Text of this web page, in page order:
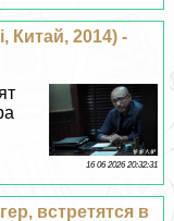
Китай, 2014) -
16 06 2026 20:32:31
встретятся в